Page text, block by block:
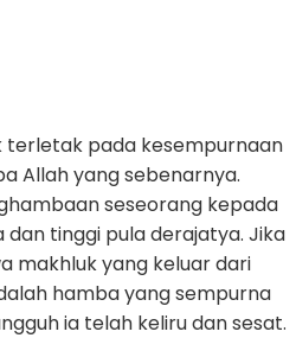
terletak pada kesempurnaan
Allah yang sebenarnya.
seseorang kepada
tinggi pula derajatya. Jika
makhluk yang keluar dari
hamba yang sempurna
ia telah keliru dan sesat.